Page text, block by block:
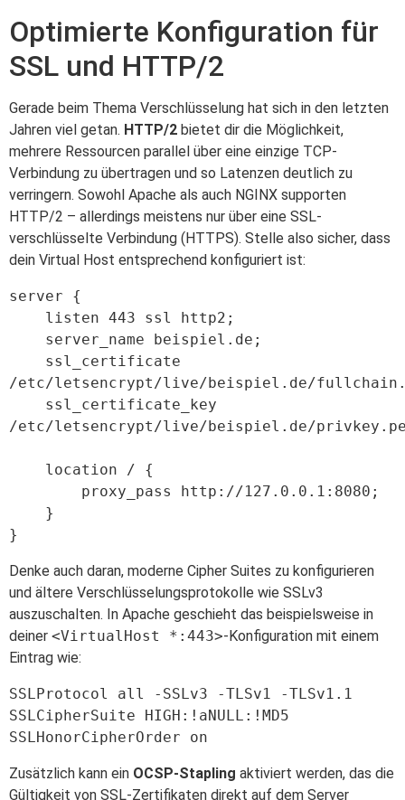
Optimierte Konfiguration für
SSL und HTTP/2
Gerade beim Thema Verschlüsselung hat sich in den letzten
Jahren viel getan. HTTP/2 bietet dir die Möglichkeit,
mehrere Ressourcen parallel über eine einzige TCP-
Verbindung zu übertragen und so Latenzen deutlich zu
verringern. Sowohl Apache als auch NGINX supporten
HTTP/2 – allerdings meistens nur über eine SSL-
verschlüsselte Verbindung (HTTPS). Stelle also sicher, dass
dein Virtual Host entsprechend konfiguriert ist:
server {
/etc/letsencrypt/live/beispiel.de/
/etc/letsencrypt/live/beispiel.de/
Denke auch daran, moderne Cipher Suites zu konfigurieren
und ältere Verschlüsselungsprotokolle wie SSLv3
auszuschalten. In Apache geschieht das beispielsweise in
deiner <VirtualHost *:443>-Konfiguration mit einem
Eintrag wie:
SSLProtocol all -SSLv3 -TLSv1 -TLSv1.1
SSLCipherSuite HIGH:!aNULL:!MD5
Zusätzlich kann ein OCSP-Stapling aktiviert werden, das die
Gültigkeit von SSL-Zertifikaten direkt auf dem Server